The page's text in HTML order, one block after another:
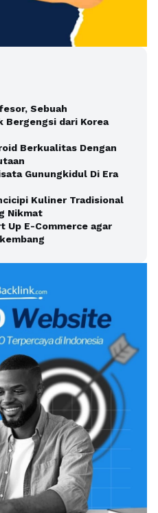
Sebuah
Bergengsi dari Korea
Berkualitas Dengan
Gunungkidul Di Era
Kuliner Tradisional
Nikmat
Up E-Commerce agar